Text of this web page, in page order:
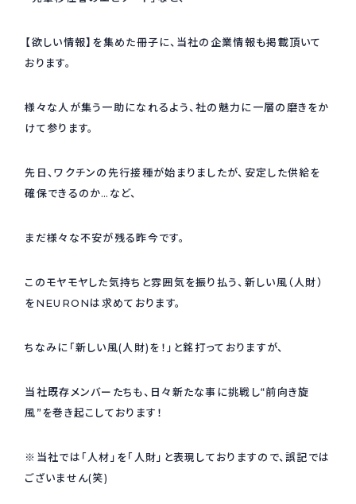
【欲しい情報】を集めた冊子に、当社の企業情報も掲載頂いて
おります。
様々な人が集う一助になれるよう、社の魅力に一層の磨きをか
けて参ります。
先日、ワクチンの先行接種が始まりましたが、安定した供給を
確保できるのか…など、
まだ様々な不安が残る昨今です。
このモヤモヤした気持ちと雰囲気を振り払う、新しい風（人財）
をNEURONは求めております。
ちなみに「新しい風(人財)を！」と銘打っておりますが、
当社既存メンバーたちも、日々新たな事に挑戦し“前向き旋
風”を巻き起こしております！
※当社では「人材」を「人財」と表現しておりますので、誤記では
ございません(笑)